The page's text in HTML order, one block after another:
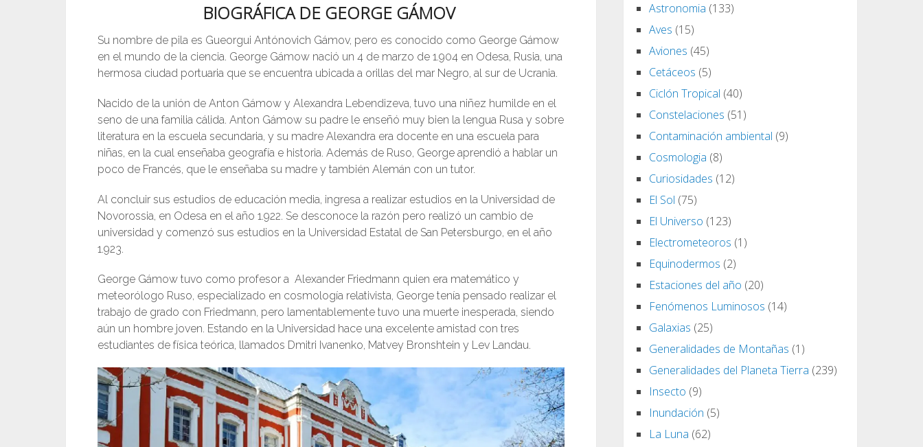
BIOGRÁFICA DE GEORGE GÁMOV
Su nombre de pila es Gueorgui Antónovich Gámov, pero es conocido como George Gámow
en el mundo de la ciencia. George Gámow nació un 4 de marzo de 1.904 en Odesa, Rusia, una
hermosa ciudad portuaria que se encuentra ubicada a orillas del mar Negro, al sur de Ucrania.
Nacido de la unión de Anton Gámow y Alexandra Lebendizeva, tuvo una niñez humilde en el
seno de una familia cálida. Anton Gámow su padre le enseñó muy bien la lengua Rusa y sobre
literatura en la escuela secundaria, y su madre Alexandra era docente en una escuela para
niñas, en la cual enseñaba geografía e historia. Además de Ruso, George aprendió a hablar un
poco de Francés, que le enseñaba su madre y también Alemán con un tutor.
Al concluir sus estudios de educación media, ingresa a realizar estudios en la Universidad de
Novorossia, en Odesa en el año 1.922. Se desconoce la razón pero realizó un cambio de
universidad y comenzó sus estudios en la Universidad Estatal de San Petersburgo, en el año
1.923.
George Gámow tuvo como profesor a Alexander Friedmann quien era matemático y
meteorólogo Ruso, especializado en cosmología relativista, George tenía pensado realizar el
trabajo de grado con Friedmann, pero lamentablemente tuvo una muerte inesperada, siendo
aún un hombre joven. Estando en la Universidad hace una excelente amistad con tres
estudiantes de física teórica, llamados Dmitri Ivanenko, Matvey Bronshtein y Lev Landau.
Astronomia (133)
Aves (15)
Aviones (45)
Cetáceos (5)
Ciclón Tropical (40)
Constelaciones (51)
Contaminación ambiental (9)
Cosmologia (8)
Curiosidades (12)
El Sol (75)
El Universo (123)
Electrometeoros (1)
Equinodermos (2)
Estaciones del año (20)
Fenómenos Luminosos (14)
Galaxias (25)
Generalidades de Montañas (1)
Generalidades del Planeta Tierra (239)
Insecto (9)
Inundación (5)
La Luna (62)